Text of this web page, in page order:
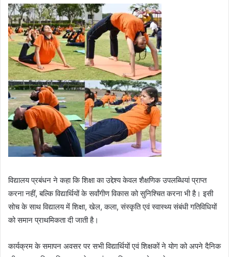
विद्यालय प्रबंधन ने कहा कि शिक्षा का उद्देश्य केवल शैक्षणिक उपलब्धियां प्राप्त
करना नहीं, बल्कि विद्यार्थियों के सर्वांगीण विकास को सुनिश्चित करना भी है। इसी
सोच के साथ विद्यालय में शिक्षा, खेल, कला, संस्कृति एवं स्वास्थ्य संबंधी गतिविधियों
को समान प्राथमिकता दी जाती है।
कार्यक्रम के समापन अवसर पर सभी विद्यार्थियों एवं शिक्षकों ने योग को अपने दैनिक